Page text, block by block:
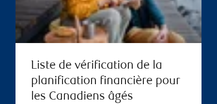
Liste de vérification de la
planification financière pour
les Canadiens âgés